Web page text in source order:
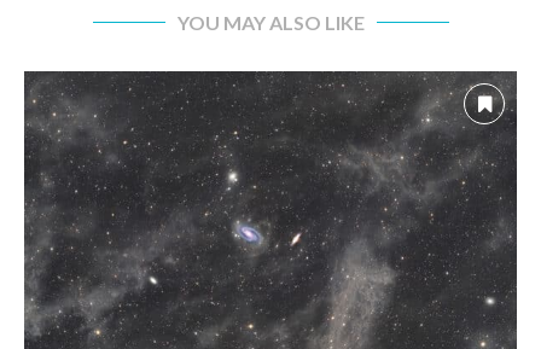
YOU MAY ALSO LIKE